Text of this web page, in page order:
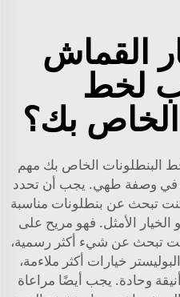
القماش
لخط
الخاص بك؟
البنطلونات الخاص بك مهم
في وصفة طهي. يجب أن تحدد
تبحث عن بنطلونات مناسبة
الخيار الأمثل. فهو مريح على
تبحث عن شيء أكثر رسمية،
خيارات أكثر ملاءمة،
وحادة. يجب أيضًا مراعاة